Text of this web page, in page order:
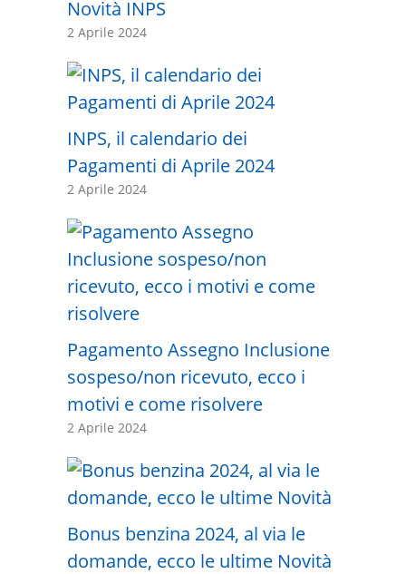
Novità INPS
2 Aprile 2024
INPS, il calendario dei
Pagamenti di Aprile 2024
2 Aprile 2024
Pagamento Assegno Inclusione
sospeso/non ricevuto, ecco i
motivi e come risolvere
2 Aprile 2024
Bonus benzina 2024, al via le
domande, ecco le ultime Novità